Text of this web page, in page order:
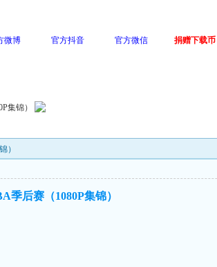
微博 官方抖音 官方微信 捐赠下载币
集锦）
）
季后赛（1080P集锦）